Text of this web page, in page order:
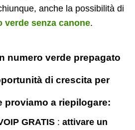
anche la possibilità di
verde senza canone.
numero verde prepagato
di crescita per
proviamo a riepilogare:
GRATIS : attivare un